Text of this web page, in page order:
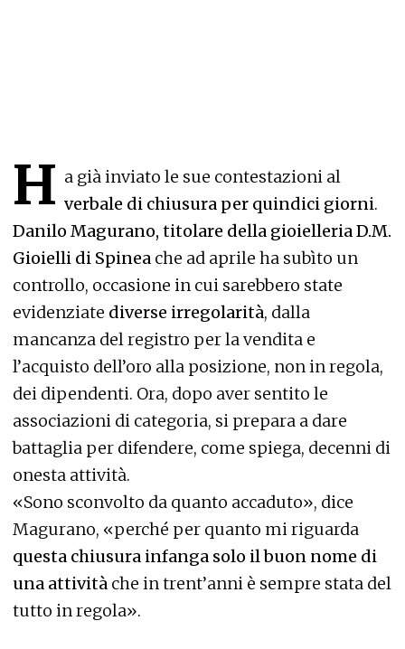
H a già inviato le sue contestazioni al
verbale di chiusura per quindici giorni.
Danilo Magurano, titolare della gioielleria D.M.
Gioielli di Spinea che ad aprile ha subìto un
controllo, occasione in cui sarebbero state
evidenziate diverse irregolarità, dalla
mancanza del registro per la vendita e
l’acquisto dell’oro alla posizione, non in regola,
dei dipendenti. Ora, dopo aver sentito le
associazioni di categoria, si prepara a dare
battaglia per difendere, come spiega, decenni di
onesta attività.
«Sono sconvolto da quanto accaduto», dice
Magurano, «perché per quanto mi riguarda
questa chiusura infanga solo il buon nome di
una attività che in trent’anni è sempre stata del
tutto in regola».